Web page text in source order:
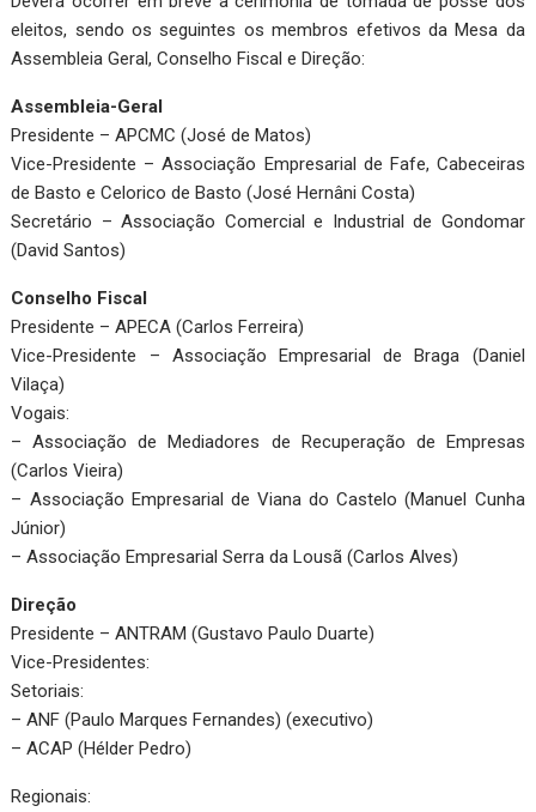
eleitos, sendo os seguintes os membros efetivos da Mesa da
Assembleia Geral, Conselho Fiscal e Direção:
Assembleia-Geral
Presidente – APCMC (José de Matos)
Vice-Presidente – Associação Empresarial de Fafe, Cabeceiras
de Basto e Celorico de Basto (José Hernâni Costa)
Secretário – Associação Comercial e Industrial de Gondomar
(David Santos)
Conselho Fiscal
Presidente – APECA (Carlos Ferreira)
Vice-Presidente – Associação Empresarial de Braga (Daniel
Vilaça)
Vogais:
– Associação de Mediadores de Recuperação de Empresas
(Carlos Vieira)
– Associação Empresarial de Viana do Castelo (Manuel Cunha
Júnior)
– Associação Empresarial Serra da Lousã (Carlos Alves)
Direção
Presidente – ANTRAM (Gustavo Paulo Duarte)
Vice-Presidentes:
Setoriais:
– ANF (Paulo Marques Fernandes) (executivo)
– ACAP (Hélder Pedro)
Regionais: